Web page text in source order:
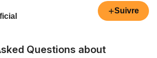
+Suivre
Questions about